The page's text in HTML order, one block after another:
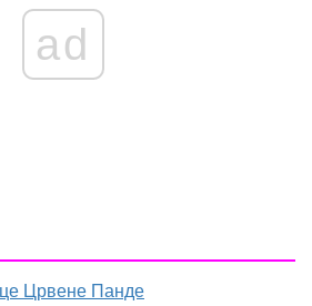
ad
Црвене Панде